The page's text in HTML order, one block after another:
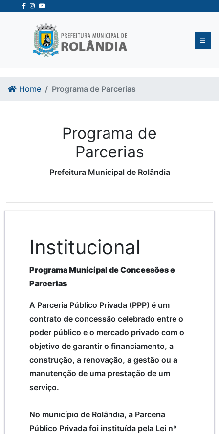
Ir para o conteudo
Ir para o fim do conteudo
Home Programa de Parcerias
Programa de
Parcerias
Prefeitura Municipal de Rolândia
Institucional
Programa Municipal de Concessões e
Parcerias
A Parceria Público Privada (PPP) é um
contrato de concessão celebrado entre o
poder público e o mercado privado com o
objetivo de garantir o financiamento, a
construção, a renovação, a gestão ou a
manutenção de uma prestação de um
serviço.
No município de Rolândia, a Parceria
Público Privada foi instituída pela Lei nº